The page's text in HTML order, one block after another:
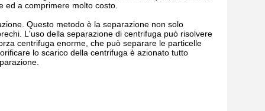
ed a comprimere molto costo.
Questo metodo è la separazione non solo
L'uso della separazione di centrifuga può risolvere
centrifuga enorme, che può separare le particelle
lo scarico della centrifuga è azionato tutto